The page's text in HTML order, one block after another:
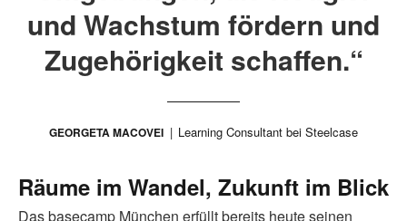
und Wachstum fördern und
Zugehörigkeit schaffen.“
GEORGETA MACOVEI Learning Consultant bei Steelcase
Räume im Wandel, Zukunft im Blick
Das basecamp München erfüllt bereits heute seinen